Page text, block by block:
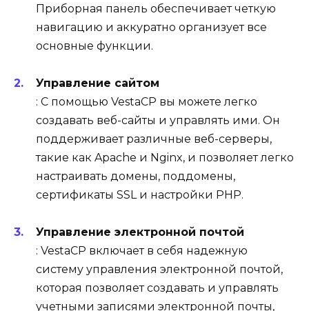
Приборная панель обеспечивает четкую
навигацию и аккуратно организует все
основные функции.
Управление сайтом
: С помощью VestaCP вы можете легко
создавать веб-сайты и управлять ими. Он
поддерживает различные веб-серверы,
такие как Apache и Nginx, и позволяет легко
настраивать домены, поддомены,
сертификаты SSL и настройки PHP.
Управление электронной почтой
: VestaCP включает в себя надежную
систему управления электронной почтой,
которая позволяет создавать и управлять
учетными записями электронной почты,